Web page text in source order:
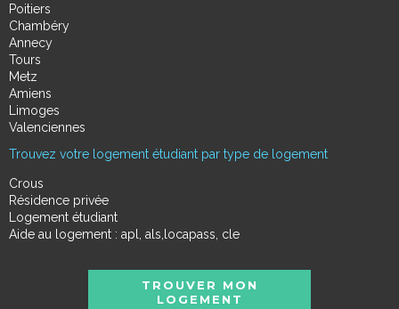
Poitiers
Chambéry
Annecy
Tours
Metz
Amiens
Limoges
Valenciennes
Trouvez votre logement étudiant par type de logement
Crous
Résidence privée
Logement étudiant
Aide au logement : apl, als,locapass, cle
TROUVER MON
LOGEMENT